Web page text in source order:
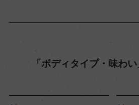
栽培面積
「ボディタイプ・味わ